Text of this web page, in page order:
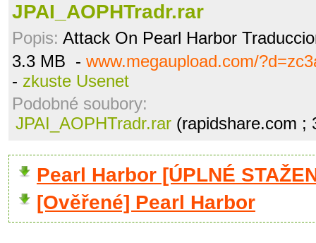
JPAI_AOPHTradr.rar
Popis: Attack On Pearl Harbor
3.3 MB - www.megaupload.com/
- zkuste Usenet
Podobné soubory:
JPAI_AOPHTradr.rar (rapidshare.com ;
Pearl Harbor [ÚPLNÉ
[Ověřené] Pearl Harbor